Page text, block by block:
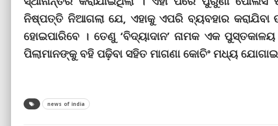
ନିଷ୍ପତ୍ତି ନିଆଗଲା ଯେ, ଏହାକୁ ଏପରି ବ୍ୟବହାର କରାଯିବା
ହୋଇପାରିବେ । ତେଣୁ ‘ବିଦ୍ୟାଦାନ’ ନାମକ ଏକ
ପିଲାମାନଙ୍କୁ ବହି ପଢ଼ିବା ସହିତ ମାଗଣା କୋଚିଂ ମଧ୍ୟ
news of india